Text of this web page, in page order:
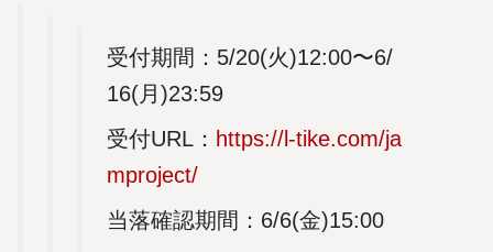
受付期間：5/20(火)12:00〜6/
16(月)23:59
受付URL： https://l-tike.com/ja
mproject/
当落確認期間：6/6(金)15:00